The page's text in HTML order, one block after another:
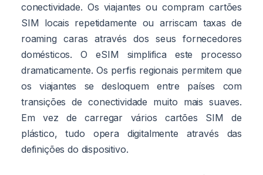
conectividade. Os viajantes ou compram cartões
SIM locais repetidamente ou arriscam taxas de
roaming caras através dos seus fornecedores
domésticos. O eSIM simplifica este processo
dramaticamente. Os perfis regionais permitem que
os viajantes se desloquem entre países com
transições de conectividade muito mais suaves.
Em vez de carregar vários cartões SIM de
plástico, tudo opera digitalmente através das
definições do dispositivo.